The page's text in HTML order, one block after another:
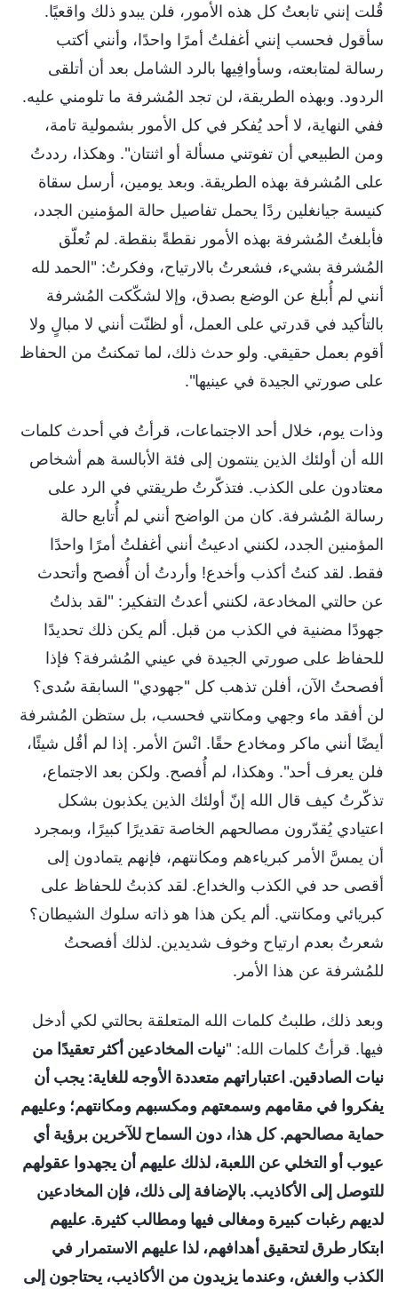
قُلت إنني تابعتُ كل هذه الأمور، فلن يبدو ذلك واقعيًا.
سأقول فحسب إنني أغفلتُ أمرًا واحدًا، وأنني أكتب
رسالة لمتابعته، وسأوافِيها بالرد الشامل بعد أن أتلقى
الردود. وبهذه الطريقة، لن تجد المُشرفة ما تلومني عليه.
ففي النهاية، لا أحد يُفكر في كل الأمور بشمولية تامة،
ومن الطبيعي أن تفوتني مسألة أو اثنتان". وهكذا، رددتُ
على المُشرفة بهذه الطريقة. وبعد يومين، أرسل سقاة
كنيسة جيانغلين ردًا يحمل تفاصيل حالة المؤمنين الجدد،
فأبلغتُ المُشرفة بهذه الأمور نقطةً بنقطة. لم تُعلّق
المُشرفة بشيء، فشعرتُ بالارتياح، وفكرتُ: "الحمد لله
أنني لم أُبلغ عن الوضع بصدق، وإلا لشكّكت المُشرفة
بالتأكيد في قدرتي على العمل، أو لظنّت أنني لا مبالٍ ولا
أقوم بعمل حقيقي. ولو حدث ذلك، لما تمكنتُ من الحفاظ
على صورتي الجيدة في عينيها".
وذات يوم، خلال أحد الاجتماعات، قرأتُ في أحدث كلمات
الله أن أولئك الذين ينتمون إلى فئة الأبالسة هم أشخاص
معتادون على الكذب. فتذكّرتُ طريقتي في الرد على
رسالة المُشرفة. كان من الواضح أنني لم أُتابع حالة
المؤمنين الجدد، لكنني ادعيتُ أنني أغفلتُ أمرًا واحدًا
فقط. لقد كنتُ أكذب وأخدع! وأردتُ أن أُفصح وأتحدث
عن حالتي المخادعة، لكنني أعدتُ التفكير: "لقد بذلتُ
جهودًا مضنية في الكذب من قبل. ألم يكن ذلك تحديدًا
للحفاظ على صورتي الجيدة في عيني المُشرفة؟ فإذا
أفصحتُ الآن، أفلن تذهب كل "جهودي" السابقة سُدى؟
لن أفقد ماء وجهي ومكانتي فحسب، بل ستظن المُشرفة
أيضًا أنني ماكر ومخادع حقًا. انْسَ الأمر. إذا لم أقُل شيئًا،
فلن يعرف أحد". وهكذا، لم أُفصح. ولكن بعد الاجتماع،
تذكّرتُ كيف قال الله إنّ أولئك الذين يكذبون بشكل
اعتيادي يُقدّرون مصالحهم الخاصة تقديرًا كبيرًا، وبمجرد
أن يمسَّ الأمر كبرياءهم ومكانتهم، فإنهم يتمادون إلى
أقصى حد في الكذب والخداع. لقد كذبتُ للحفاظ على
كبريائي ومكانتي. ألم يكن هذا هو ذاته سلوك الشيطان؟
شعرتُ بعدم ارتياح وخوف شديدين. لذلك أفصحتُ
للمُشرفة عن هذا الأمر.
وبعد ذلك، طلبتُ كلمات الله المتعلقة بحالتي لكي أدخل
فيها. قرأتُ كلمات الله: "نيات المخادعين أكثر تعقيدًا من
نيات الصادقين. اعتباراتهم متعددة الأوجه للغاية: يجب أن
يفكروا في مقامهم وسمعتهم ومكسبهم ومكانتهم؛ وعليهم
حماية مصالحهم. كل هذا، دون السماح للآخرين برؤية أي
عيوب أو التخلي عن اللعبة، لذلك عليهم أن يجهدوا عقولهم
للتوصل إلى الأكاذيب. بالإضافة إلى ذلك، فإن المخادعين
لديهم رغبات كبيرة ومغالى فيها ومطالب كثيرة. عليهم
ابتكار طرق لتحقيق أهدافهم، لذا عليهم الاستمرار في
الكذب والغش، وعندما يزيدون من الأكاذيب، يحتاجون إلى